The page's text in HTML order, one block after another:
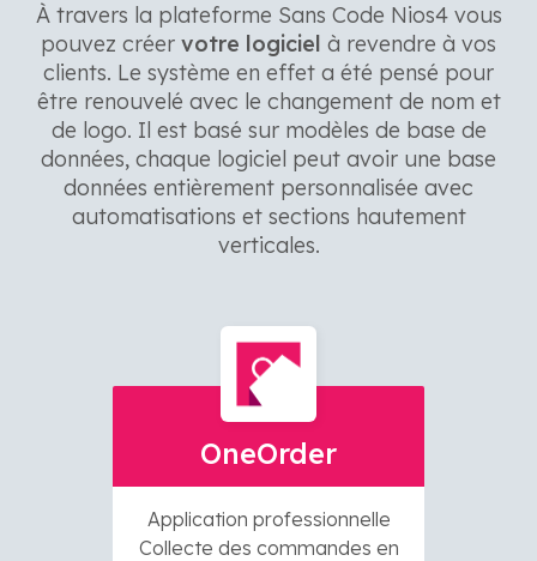
À travers la plateforme Sans Code Nios4 vous
pouvez créer votre logiciel à revendre à vos
clients. Le système en effet a été pensé pour
être renouvelé avec le changement de nom et
de logo. Il est basé sur modèles de base de
données, chaque logiciel peut avoir une base
données entièrement personnalisée avec
automatisations et sections hautement
verticales.
OneOrder
Application professionnelle
Collecte des commandes en